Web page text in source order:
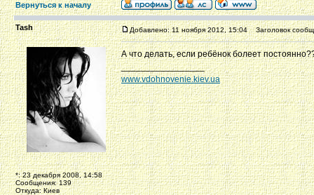
Вернуться к началу
Tash
*: 23 декабря 2008, 14:58
Сообщения: 139
Откуда: Киев
Добавлено: 11 ноября 2012, 15:04 Заголовок
А что делать, если ребёнок болеет
_________________
www.vdohnovenie.kiev.ua